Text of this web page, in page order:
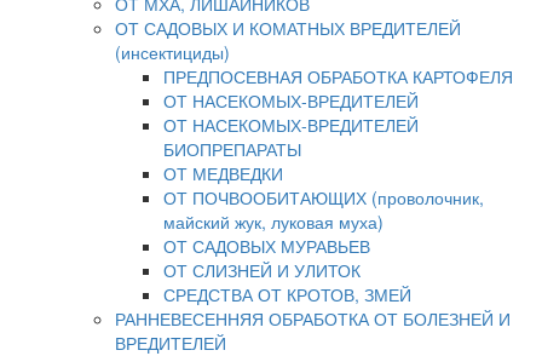
ОТ САДОВЫХ И КОМАТНЫХ ВРЕДИТЕЛЕЙ
(инсектициды)
ПРЕДПОСЕВНАЯ ОБРАБОТКА КАРТОФЕЛЯ
ОТ НАСЕКОМЫХ-ВРЕДИТЕЛЕЙ
ОТ НАСЕКОМЫХ-ВРЕДИТЕЛЕЙ
БИОПРЕПАРАТЫ
ОТ МЕДВЕДКИ
ОТ ПОЧВООБИТАЮЩИХ (проволочник,
майский жук, луковая муха)
ОТ САДОВЫХ МУРАВЬЕВ
ОТ СЛИЗНЕЙ И УЛИТОК
СРЕДСТВА ОТ КРОТОВ, ЗМЕЙ
РАННЕВЕСЕННЯЯ ОБРАБОТКА ОТ БОЛЕЗНЕЙ И
ВРЕДИТЕЛЕЙ